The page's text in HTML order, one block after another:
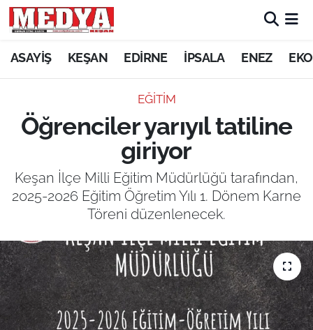
ASAYİŞ KEŞAN EDİRNE İPSALA ENEZ
EĞİTİM
Öğrenciler yarıyıl tatiline
giriyor
Keşan İlçe Milli Eğitim Müdürlüğü tarafından,
2025-2026 Eğitim Öğretim Yılı 1. Dönem Karne
Töreni düzenlenecek.
KEŞAN
ASAYİŞ
GÜNDEM
SAĞLIK
EĞİTİM